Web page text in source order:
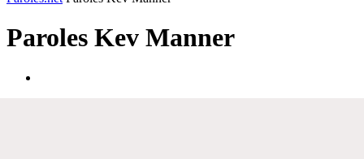
Paroles Kev Manner